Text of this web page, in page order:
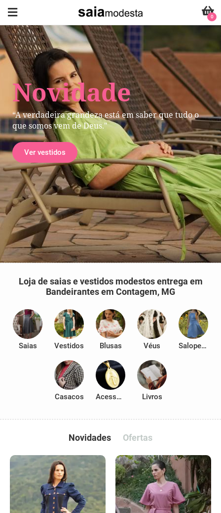
Novidade
“A verdadeira grandeza está em saber que tudo o
que somos vem de Deus."
Ver vestidos
0
Loja de saias e vestidos modestos entrega em
Bandeirantes em Contagem, MG
Saias Vestidos Blusas Véus Salopetes
Casacos Acessórios Livros
Novidades Ofertas